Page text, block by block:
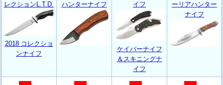
レクションL.T.D.
2018 コレクショ
ンナイフ
ハンターナイフ
イフ
ケイパーナイフ
＆スキニングナ
イフ
ーリアハンター
ナイフ